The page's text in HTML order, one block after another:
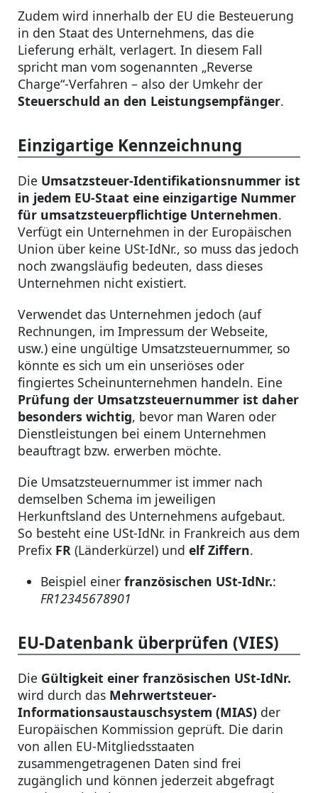
Zudem wird innerhalb der EU die Besteuerung
in den Staat des Unternehmens, das die
Lieferung erhält, verlagert. In diesem Fall
spricht man vom sogenannten „Reverse
Charge“-Verfahren – also der Umkehr der
Steuerschuld an den Leistungsempfänger.
Einzigartige Kennzeichnung
Die Umsatzsteuer-Identifikationsnummer ist
in jedem EU-Staat eine einzigartige Nummer
für umsatzsteuerpflichtige Unternehmen.
Verfügt ein Unternehmen in der Europäischen
Union über keine USt-IdNr., so muss das jedoch
noch zwangsläufig bedeuten, dass dieses
Unternehmen nicht existiert.
Verwendet das Unternehmen jedoch (auf
Rechnungen, im Impressum der Webseite,
usw.) eine ungültige Umsatzsteuernummer, so
könnte es sich um ein unseriöses oder
fingiertes Scheinunternehmen handeln. Eine
Prüfung der Umsatzsteuernummer ist daher
besonders wichtig, bevor man Waren oder
Dienstleistungen bei einem Unternehmen
beauftragt bzw. erwerben möchte.
Die Umsatzsteuernummer ist immer nach
demselben Schema im jeweiligen
Herkunftsland des Unternehmens aufgebaut.
So besteht eine USt-IdNr. in Frankreich aus dem
Prefix FR (Länderkürzel) und elf Ziffern.
Beispiel einer französischen USt-IdNr.:
FR12345678901
EU-Datenbank überprüfen (VIES)
Die Gültigkeit einer französischen USt-IdNr.
wird durch das Mehrwertsteuer-
Informationsaustauschsystem (MIAS) der
Europäischen Kommission geprüft. Die darin
von allen EU-Mitgliedsstaaten
zusammengetragenen Daten sind frei
zugänglich und können jederzeit abgefragt